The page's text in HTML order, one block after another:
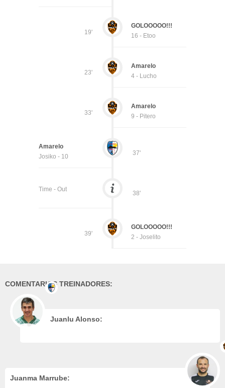
19'
GOLOOOOO!!!
16 - Etoo
23'
Amarelo
4 - Lucho
33'
Amarelo
9 - Pitero
37'
Amarelo
Josiko - 10
38'
Time - Out
39'
GOLOOOOO!!!
2 - Joselito
COMENTARIOS TREINADORES:
Juanlu Alonso:
Juanma Marrube: